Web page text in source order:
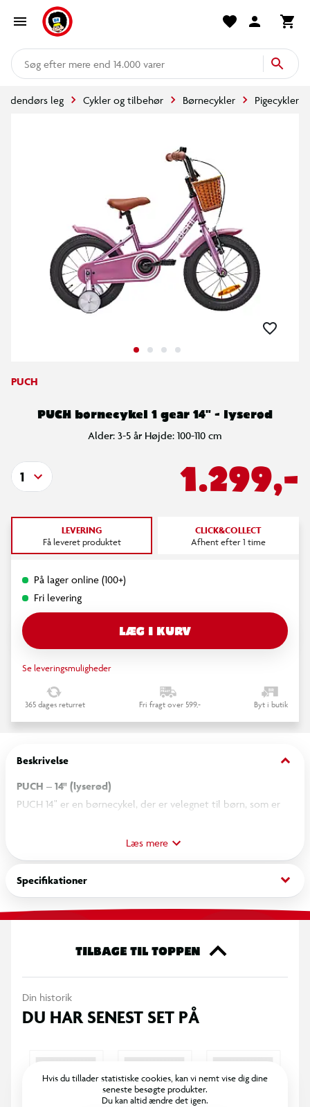
mere end 14.000 varer
Udendørs leg Cykler og tilbehør Børnecykler Pigecykler
PUCH
PUCH børnecykel 1 gear 14" - lyserød
Alder: 3-5 år Højde: 100-110 cm
1.299,-
1
LEVERING
Få leveret produktet
CLICK&COLLECT
Afhent efter 1 time
På lager online (100+)
Fri levering
LÆG I KURV
Se leveringsmuligheder
365 dages returret Fri fragt over 599,- Byt i butik
Beskrivelse keyboard_arrow_down
PUCH – 14" (lyserød)
PUCH 14" er en børnecykel, der er velegnet til børn, som er
konstruktion, mens den lyserøde farve tilfører et legende og
børnevenligt udtryk.
Cyklen har 14" hjul, som giver god stabilitet og gør den nem at
manøvrere. Forbremsen er en V-bremse, og bagbremsen er
De brede dæk bidrager til et stabilt vejgreb, og støttehjulene
praktisk og sjov i brug.
Stel: Stål
Stelstørrelse: 20 cm
Hjulstørrelse: 14"
Læs mere
Specifikationer keyboard_arrow_down
TILBAGE TIL TOPPEN
Din historik
DU HAR SENEST SET PÅ
Hvis du tillader statistiske cookies, kan vi nemt vise dig dine
seneste besøgte produkter.
Du kan altid ændre det igen.